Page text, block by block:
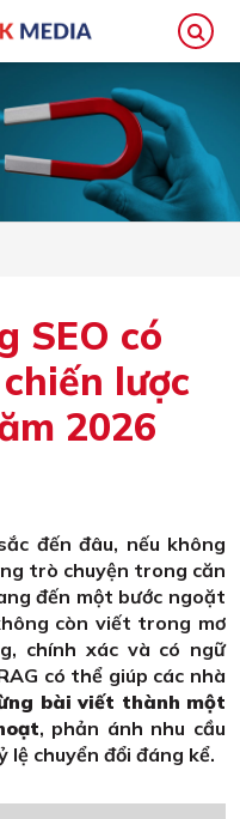
SEO có
lược
2026
đến đâu, nếu không
trò chuyện trong căn
đến một bước ngoặt
còn viết trong mơ
chính xác và có ngữ
có thể giúp các nhà
bài viết thành một
, phản ánh nhu cầu
chuyển đổi đáng kể.